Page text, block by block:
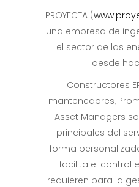
PROYECTA (
una empresa de
el sector de las
desde
Constructores
mantenedores,
Asset Managers
principales del
forma
facilita el control
requieren para la